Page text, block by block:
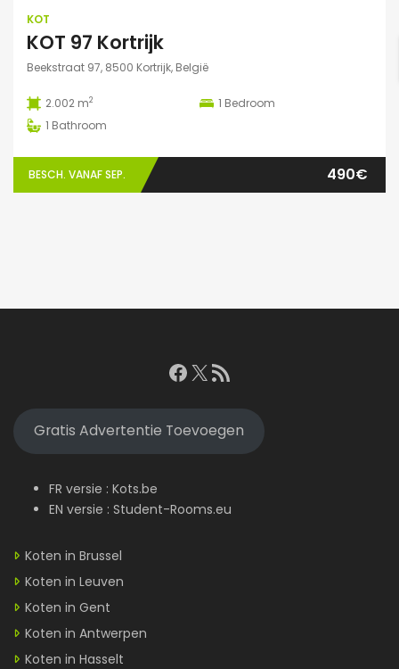
KOT
KOT 97 Kortrijk
Beekstraat 97, 8500 Kortrijk, België
2.002 m2 1 Bedroom
1 Bathroom
BESCH. VANAF SEP. 490€
Facebook
X RSS feed
Gratis Advertentie Toevoegen
FR versie : Kots.be
EN versie : Student-Rooms.eu
Koten in Brussel
Koten in Leuven
Koten in Gent
Koten in Antwerpen
Koten in Hasselt